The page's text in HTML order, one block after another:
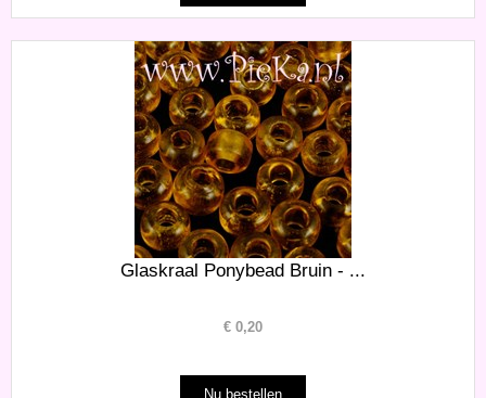
Glaskraal Ponybead Bruin - ...
€ 0,20